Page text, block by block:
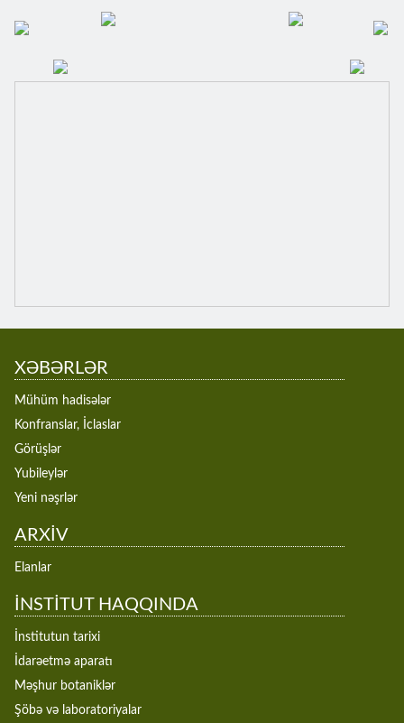
XƏBƏRLƏR
Mühüm hadisələr
Konfranslar, İclaslar
Görüşlər
Yubileylər
Yeni nəşrlər
ARXİV
Elanlar
İNSTİTUT HAQQINDA
İnstitutun tarixi
İdarəetmə aparatı
Məşhur botaniklər
Şöbə və laboratoriyalar